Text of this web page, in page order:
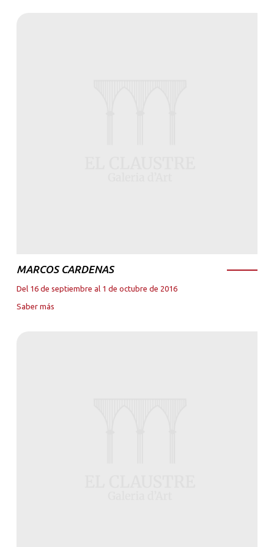
MARCOS CARDENAS
Del 16 de septiembre al 1 de octubre de 2016
Saber más